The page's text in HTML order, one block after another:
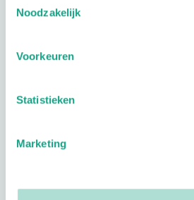
Noodzakelijk
Voorkeuren
Statistieken
Marketing
Openingstijden